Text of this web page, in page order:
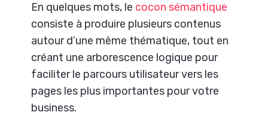
En quelques mots, le cocon sémantique
consiste à produire plusieurs contenus
autour d’une même thématique, tout en
créant une arborescence logique pour
faciliter le parcours utilisateur vers les
pages les plus importantes pour votre
business.